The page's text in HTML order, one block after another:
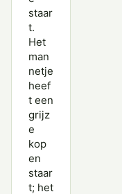
staar
t.
Het
man
netje
heef
t een
grijz
e
kop
en
staar
t; het